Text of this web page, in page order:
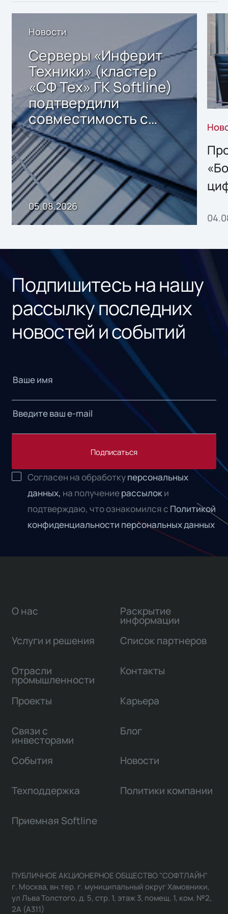
Новости
Серверы «Инферит
Техники» (кластер
«СФ Тех» ГК Softline)
подтвердили
совместимость с
решением Sharx
Storage 2.x для
хранения данных
05.08.2026
Подпишитесь на нашу
рассылку последних
новостей и событий
Подписаться
Согласен на обработкуперсональных
данных, на получениерассылоки
подтверждаю, что ознакомился с Политикой
конфиденциальности персональных данных
О нас
Услуги и решения
Отрасли
промышленности
Проекты
Связи с
инвесторами
Раскрытие
информации
Список партнеров
Контакты
Карьера
Блог
События Новости
Техподдержка Политики компании
Приемная Softline
ПУБЛИЧНОЕ АКЦИОНЕРНОЕ ОБЩЕСТВО "СОФТЛАЙН"
г. Москва, вн.тер. г. муниципальный округ Хамовники,
ул Льва Толстого, д. 5, стр. 1, этаж 3, помещ. 1, ком. №2,
2А (А311)